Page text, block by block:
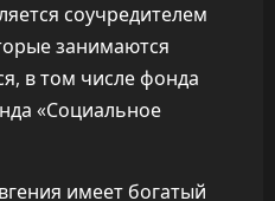
соучредителем
занимаются
в том числе фонда
«Социальное
имеет богатый